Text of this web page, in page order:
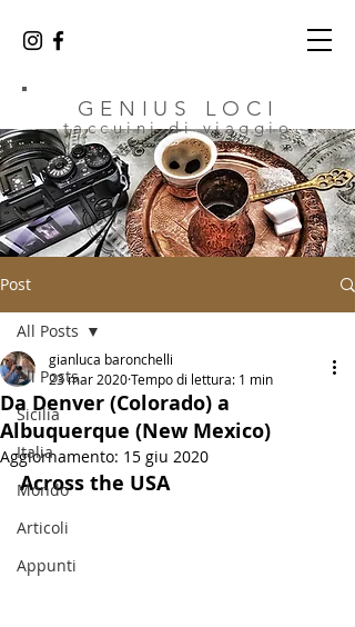
GENIUS LOCI
taccuini di viaggio
Post
All Posts
Sicilia
Italia
Mondo
Articoli
Appunti
All Posts
Da Denver (Colorado) a
Albuquerque (New Mexico)
gianluca baronchelli
23 mar 2020Tempo di lettura: 1 min
Aggiornamento: 15 giu 2020
Across the USA